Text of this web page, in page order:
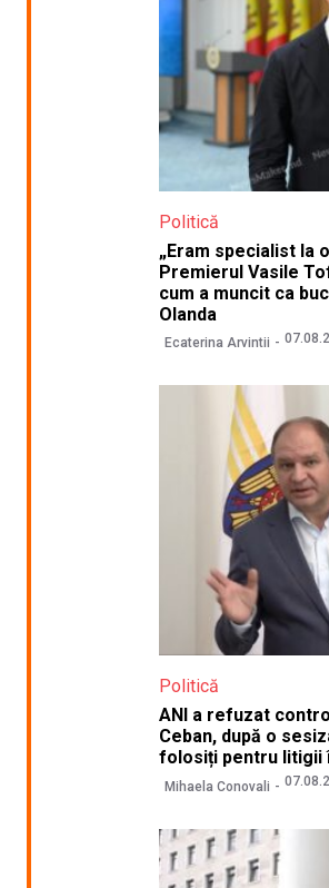
Politică
„Eram specialist la
Premierul Vasile
cum a muncit ca
Olanda
Ecaterina Arvintii
Politică
ANI a refuzat
Ceban, după o
folosiți pentru litigii
Mihaela Conovali